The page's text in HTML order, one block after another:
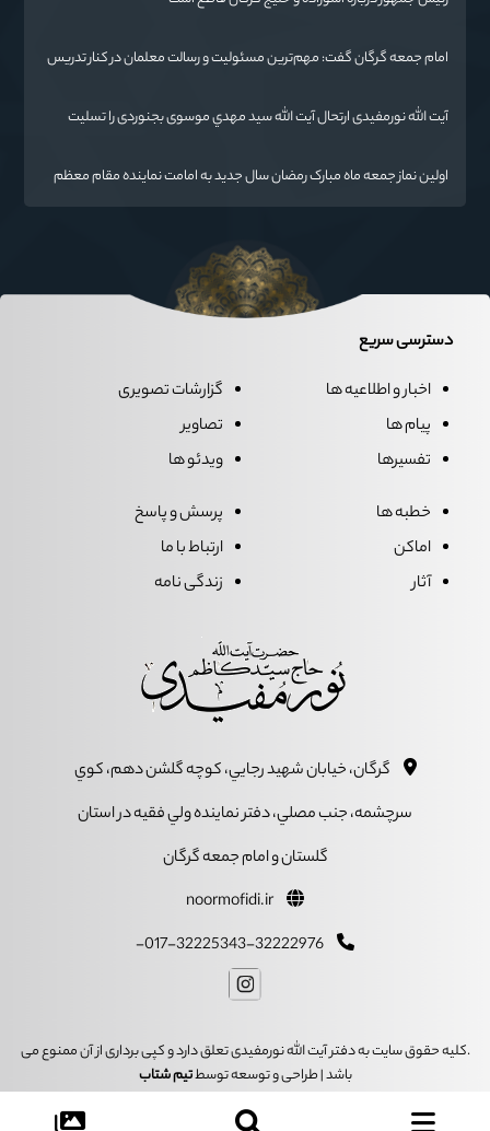
امام جمعه گرگان گفت: مهم‌ترین مسئولیت و رسالت معلمان در کنار تدریس
ایران اسلامی است.
آیت الله نورمفیدی ارتحال آیت الله سيد مهدي موسوی بجنوردی را تسلیت
اولین نماز جمعه ماه مبارک رمضان سال جدید به امامت نماینده مقام معظم
دسترسی سریع
اخبار و اطلاعیه ها
پیام ها
تفسیرها
گزارشات تصویری
تصاویر
ویدئو ها
خطبه ها
اماکن
آثار
پرسش و پاسخ
ارتباط با ما
زندگی نامه
گرگان، خيابان شهيد رجايي، کوچه گلشن دهم، کوي
سرچشمه، جنب مصلي، دفتر نماينده ولي فقيه در استان
گلستان و امام جمعه گرگان
.کلیه حقوق سایت به دفتر آیت الله نورمفیدی تعلق دارد و کپی برداری از آن ممنوع می
باشد | طراحی و توسعه توسطتیم شتاب